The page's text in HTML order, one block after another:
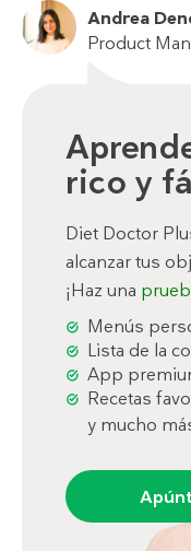
Andrea
Product
rico y
Diet Doctor
alcanzar tus
¡Haz una
Menús
Lista de la
App
Recetas
y mucho